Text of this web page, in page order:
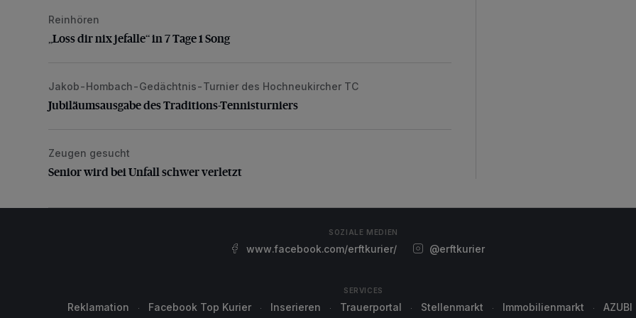
„Loss dir nix jefalle“ in 7 Tage 1 Song
Reinhören
„Loss dir nix jefalle“ in 7 Tage 1 Song
Jubiläumsausgabe des Traditions-Tennisturniers
Jakob-Hombach-Gedächtnis-Turnier des Hochneukircher TC
Jubiläumsausgabe des Traditions-Tennisturniers
Senior wird bei Unfall schwer verletzt
Zeugen gesucht
Senior wird bei Unfall schwer verletzt
SOZIALE MEDIEN
www.facebook.com/erftkurier/ @erftkurier
SERVICES
Reklamation Facebook Top Kurier Inserieren Trauerportal Stellenmarkt Immobilienmarkt AZUBI